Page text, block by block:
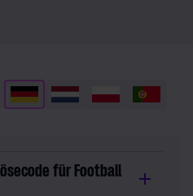
für Football